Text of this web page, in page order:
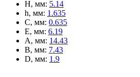
H, мм: 5.14
h, мм: 1.635
C, мм: 0.635
E, мм: 6.19
A, мм: 14.43
B, мм: 7.43
D, мм: 1.9